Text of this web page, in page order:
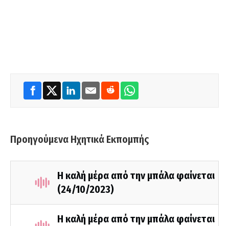
Προηγούμενα Ηχητικά Εκπομπής
Η καλή μέρα από την μπάλα φαίνεται
(24/10/2023)
Η καλή μέρα από την μπάλα φαίνεται